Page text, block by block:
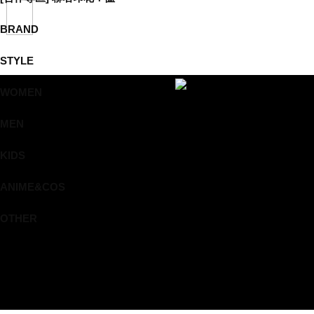
BRAND
STYLE